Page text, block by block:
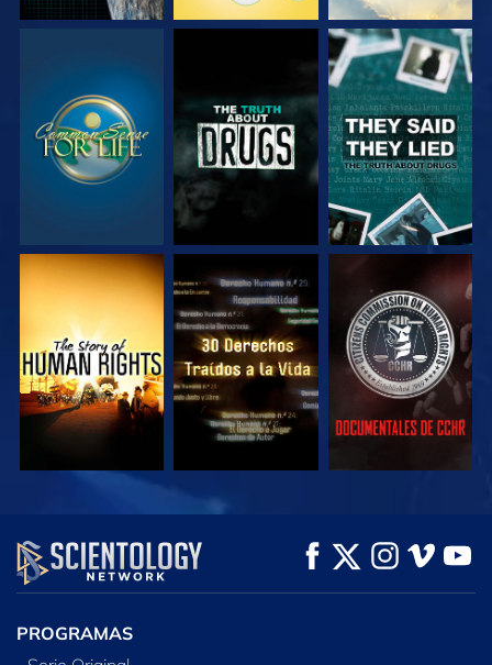
VE VE
VE VE VE
VE
EXPLORA LAS
SERIES
PROGRAMAS